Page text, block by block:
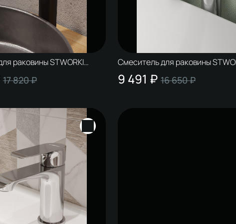
раковины STWORKI
черный
17 820 ₽
Смеситель для раковины
Копенгаген S42020CR хром
9 491 ₽ 16 650 ₽